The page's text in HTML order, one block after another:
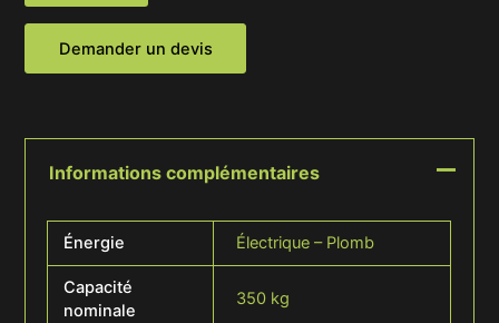
Demander un devis
Informations complémentaires
Énergie Électrique – Plomb
Capacité
nominale
350 kg